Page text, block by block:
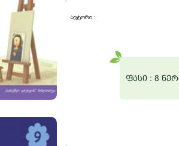
ავტორი :
ფასი : 8